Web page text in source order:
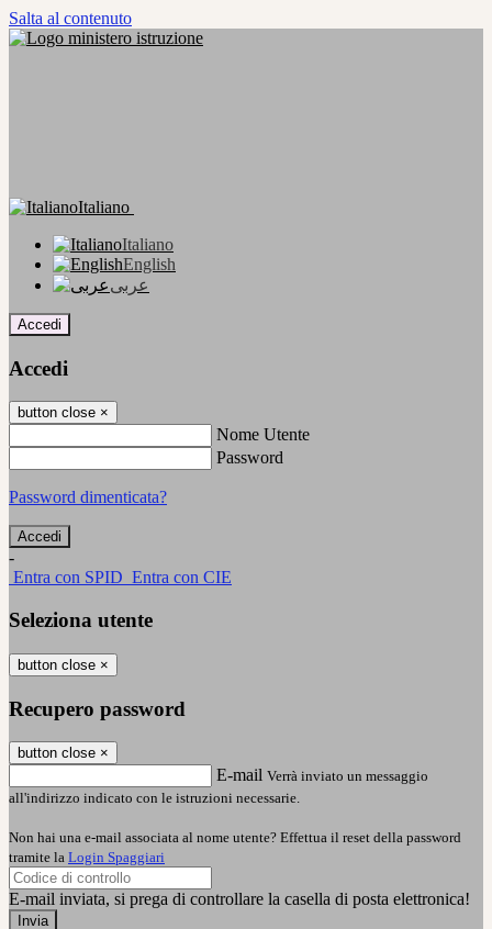
Salta al contenuto
Italiano
Italiano
English
عربى
Accedi
Accedi
button close ×
Nome Utente
Password
Password dimenticata?
-
Entra con SPID Entra con CIE
Seleziona utente
button close ×
Recupero password
button close ×
E-mail Verrà inviato un messaggio
all'indirizzo indicato con le istruzioni necessarie.
Non hai una e-mail associata al nome utente? Effettua il reset della password
tramite la Login Spaggiari
E-mail inviata, si prega di controllare la casella di posta elettronica!